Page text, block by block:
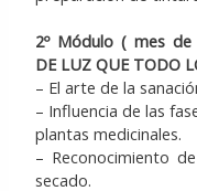
2º Módulo ( mes de
DE LUZ QUE TODO
– El arte de la
– Influencia de las
plantas medicinales.
– Reconocimiento
secado.